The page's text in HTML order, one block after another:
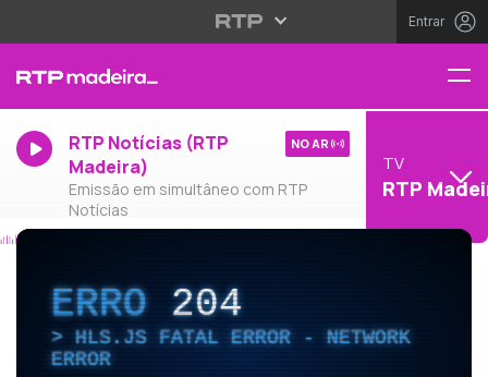
Entrar
RTP Notícias (RTP
Madeira)
Emissão em simultâneo com RTP
Notícias
NO AR
TV
RTP
ERRO204
HLS.JS FATAL ERROR - NETWORK
ERROR